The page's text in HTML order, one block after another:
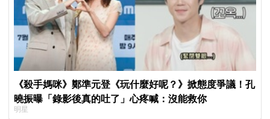
《殺手媽咪》鄭準元登《玩什麼好呢？》掀態度爭議！孔
曉振曝「錄影後真的吐了」心疼喊：沒能救你
明星